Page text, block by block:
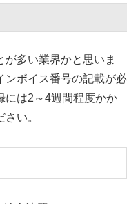
多い業界かと思いま
ンボイス番号の記載が必
には2～4週間程度かか
い。